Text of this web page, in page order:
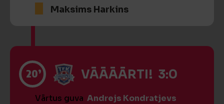
Maksims Harkins
20’ VĀĀĀĀRTI! 3:0
Vārtus guva Andrejs Kondratjevs